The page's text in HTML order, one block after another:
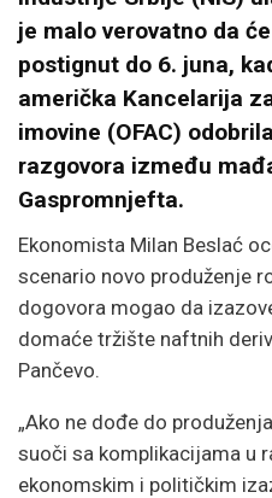
je malo verovatno da
postignut do 6. juna,
američka Kancelarija
imovine (OFAC)
razgovora između
Gaspromnjefta.
Ekonomista Milan Beslać
scenario novo produženje
dogovora mogao da
domaće tržište naftnih
Pančevo.
„Ako ne dođe do
suoči sa komplikacijama u
ekonomskim i političkim